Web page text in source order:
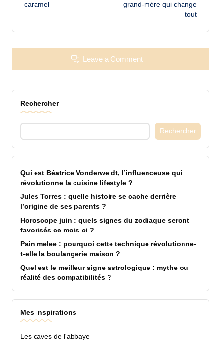
caramel
grand-mère qui change
tout
Leave a Comment
Rechercher
Rechercher
Qui est Béatrice Vonderweidt, l’influenceuse qui
révolutionne la cuisine lifestyle ?
Jules Torres : quelle histoire se cache derrière
l’origine de ses parents ?
Horoscope juin : quels signes du zodiaque seront
favorisés ce mois-ci ?
Pain melee : pourquoi cette technique révolutionne-
t-elle la boulangerie maison ?
Quel est le meilleur signe astrologique : mythe ou
réalité des compatibilités ?
Mes inspirations
Les caves de l'abbaye